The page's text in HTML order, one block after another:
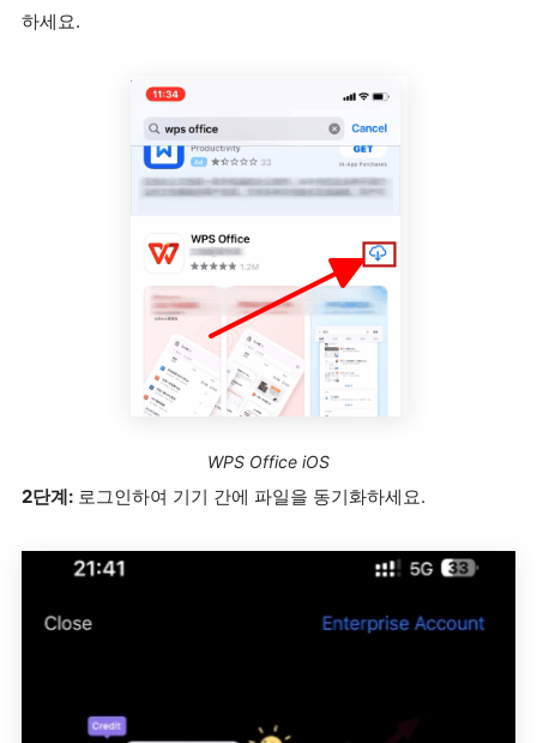
하세요.
WPS Office iOS
2단계: 로그인하여 기기 간에 파일을 동기화하세요.